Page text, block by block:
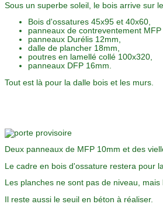
Sous un superbe soleil, le bois arrive sur
Bois d'ossatures 45x95 et 40x60,
panneaux de contreventement MFP
panneaux Durélis 12mm,
dalle de plancher 18mm,
poutres en lamellé collé 100x320,
panneaux DFP 16mm.
Tout est là pour la dalle bois et les murs.
Deux panneaux de MFP 10mm et des
Le cadre en bois d'ossature restera pour
Les planches ne sont pas de niveau,
Il reste aussi le seuil en béton à réaliser.